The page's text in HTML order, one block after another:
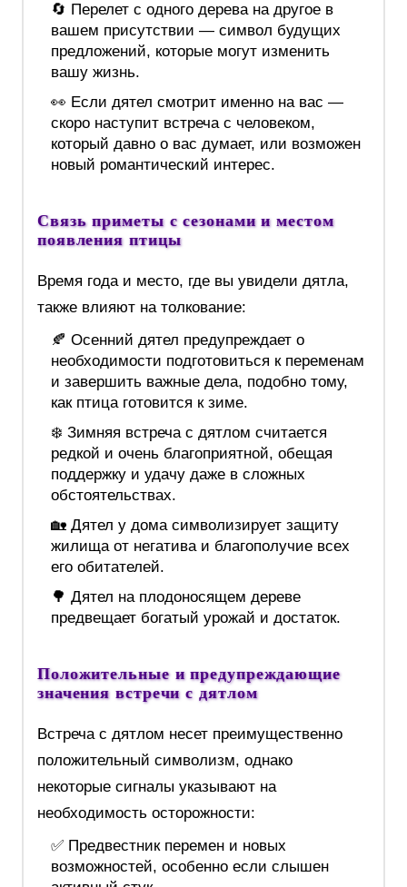
🔄 Перелет с одного дерева на другое в
вашем присутствии — символ будущих
предложений, которые могут изменить
вашу жизнь.
👀 Если дятел смотрит именно на вас —
скоро наступит встреча с человеком,
который давно о вас думает, или возможен
новый романтический интерес.
Связь приметы с сезонами и местом
появления птицы
Время года и место, где вы увидели дятла,
также влияют на толкование:
🍂 Осенний дятел предупреждает о
необходимости подготовиться к переменам
и завершить важные дела, подобно тому,
как птица готовится к зиме.
❄️ Зимняя встреча с дятлом считается
редкой и очень благоприятной, обещая
поддержку и удачу даже в сложных
обстоятельствах.
🏡 Дятел у дома символизирует защиту
жилища от негатива и благополучие всех
его обитателей.
🌳 Дятел на плодоносящем дереве
предвещает богатый урожай и достаток.
Положительные и предупреждающие
значения встречи с дятлом
Встреча с дятлом несет преимущественно
положительный символизм, однако
некоторые сигналы указывают на
необходимость осторожности:
✅ Предвестник перемен и новых
возможностей, особенно если слышен